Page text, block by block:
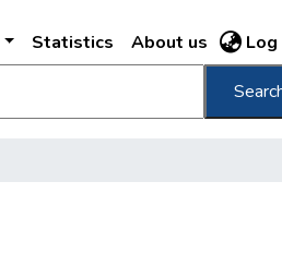
Statistics About us Log